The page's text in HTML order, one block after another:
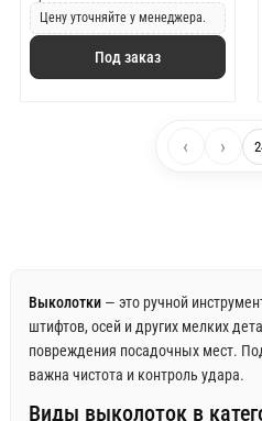
Цену уточняйте у менеджера.
Под заказ
‹ ›
Выколотки— это ручной
штифтов, осей и других мелких
повреждения посадочных мест.
важна чистота и контроль удара.
Виды выколоток в